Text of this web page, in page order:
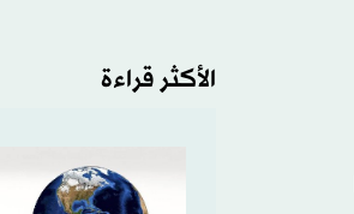
الأكثر قراءة